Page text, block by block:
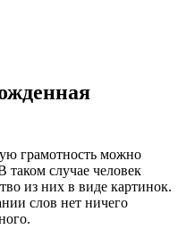
грамотность можно
случае человек
из них в виде картинок.
слов нет ничего